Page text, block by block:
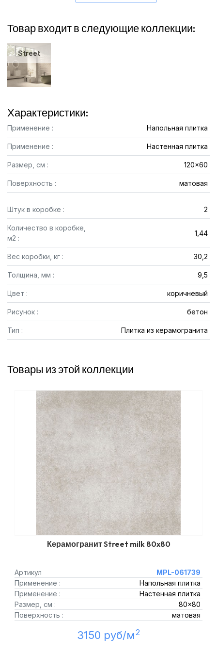
Товар входит в следующие коллекции:
Street
Характеристики:
Применение : Напольная плитка
Применение : Настенная плитка
Размер, см : 120x60
Поверхность : матовая
Штук в коробке : 2
Количество в коробке,
м2 :
1,44
Вес коробки, кг : 30,2
Толщина, мм : 9,5
Цвет : коричневый
Рисунок : бетон
Тип : Плитка из керамогранита
Товары из этой коллекции
Керамогранит Street milk 80x80
Артикул
MPL-061739
Применение :
Напольная плитка
Применение :
Настенная плитка
Размер, см :
80x80
Поверхность :
матовая
3150 руб/м2